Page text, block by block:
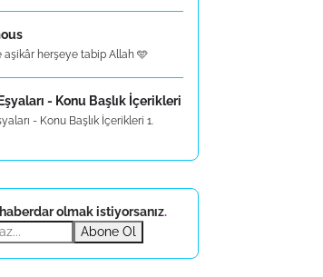
aşikâr herşeye tabip Allah 🩵
- Konu Başlık İçerikleri
- Konu Başlık İçerikleri 1.
olmak istiyorsanız.
Abone Ol